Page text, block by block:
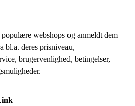
webshops og anmeldt dem
bl.a. deres prisniveau,
brugervenlighed, betingelser,